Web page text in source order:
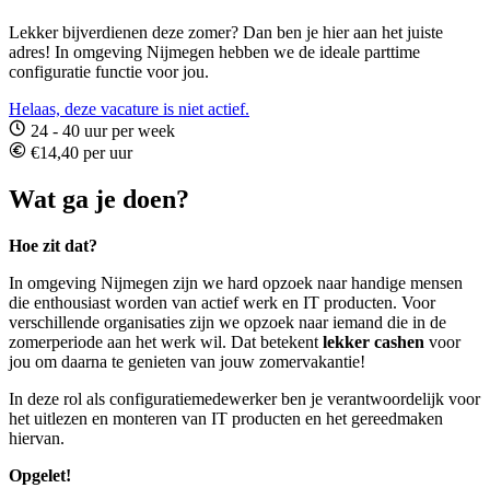
Lekker bijverdienen deze zomer? Dan ben je hier aan het juiste
adres! In omgeving Nijmegen hebben we de ideale parttime
configuratie functie voor jou.
Helaas, deze vacature is niet actief.
24 - 40 uur per week
€14,40 per uur
Wat ga je doen?
Hoe zit dat?
In omgeving Nijmegen zijn we hard opzoek naar handige mensen
die enthousiast worden van actief werk en IT producten. Voor
verschillende organisaties zijn we opzoek naar iemand die in de
zomerperiode aan het werk wil. Dat betekent lekker cashen voor
jou om daarna te genieten van jouw zomervakantie!
In deze rol als configuratiemedewerker ben je verantwoordelijk voor
het uitlezen en monteren van IT producten en het gereedmaken
hiervan.
Opgelet!